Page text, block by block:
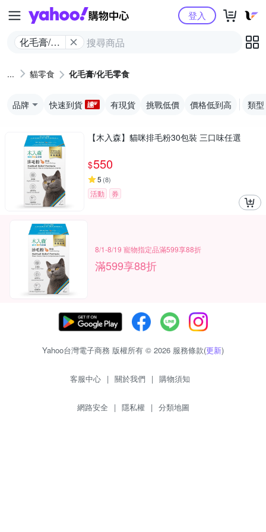
Yahoo購物中心
化毛膏/化
登入
貓零食 化毛膏/化毛零食
品牌 快速到貨 有現貨 挑戰低價 價格低到高 類型
【木入森】貓咪排毛粉30包裝 三口味任選
$550
5 (8)
活動 券
8/1-8/19 寵物指定品滿599享88折
滿599享88折
Yahoo台灣電子商務 版權所有 © 2026 服務條款(更新)
客服中心 | 關於我們 | 購物須知
網路安全 | 隱私權 | 分類地圖